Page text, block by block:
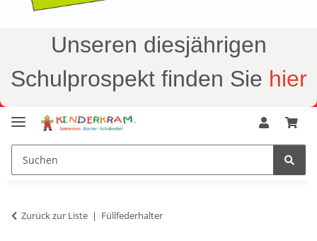
Unseren diesjährigen
Schulprospekt finden Sie hier
Zurück zur Liste Füllfederhalter